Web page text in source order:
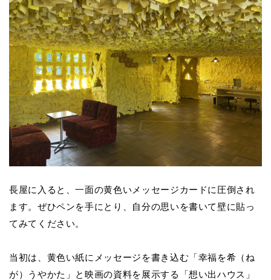
長屋に入ると、一面の黄色いメッセージカードに圧倒され
ます。ぜひペンを手にとり、自分の思いを書いて壁に貼っ
てみてください。
当初は、黄色い紙にメッセージを書き込む「幸福を希（ね
が）うやかた」と映画の資料を展示する「想い出ハウス」